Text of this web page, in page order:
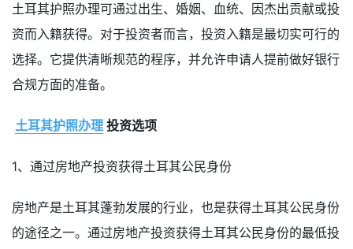
土耳其护照办理可通过出生、婚姻、血统、因杰出贡献或投
资而入籍获得。对于投资者而言，投资入籍是最切实可行的
选择。它提供清晰规范的程序，并允许申请人提前做好银行
合规方面的准备。
土耳其护照办理 投资选项
1、通过房地产投资获得土耳其公民身份
房地产是土耳其蓬勃发展的行业，也是获得土耳其公民身份
的途径之一。通过房地产投资获得土耳其公民身份的最低投